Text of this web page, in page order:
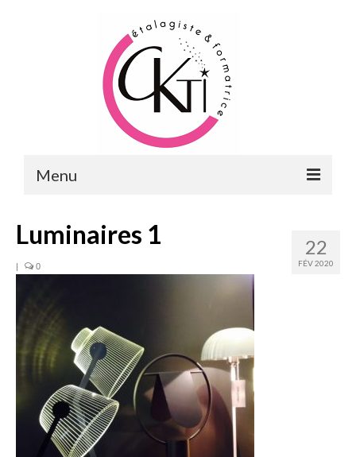
Menu
FORMATIONS DU POINT DE VENTE
FORMATIONS RH
FORMATIONS DE FORMATEURS
CONSEILS & PRESTATIONS
REALISATIONS
22
FÉV 2020
Luminaires 1
| 0